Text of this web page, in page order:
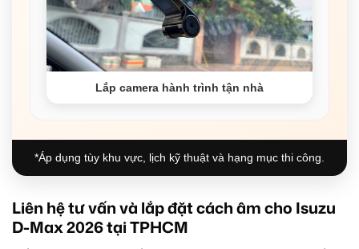
Lắp camera hành trình tận nhà
*Áp dụng tùy khu vực, lịch kỹ thuật và hạng mục thi công.
Liên hệ tư vấn và lắp đặt cách âm cho Isuzu
D-Max 2026 tại TPHCM